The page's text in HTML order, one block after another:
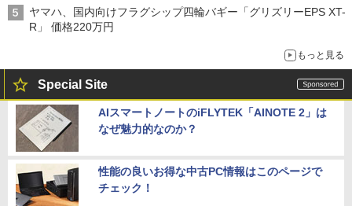
ヤマハ、国内向けフラグシップ四輪バギー「グリズリーEPS XT-
R」 価格220万円
もっと見る
Special Site
AIスマートノートのiFLYTEK「AINOTE 2」は
なぜ魅力的なのか？
性能の良いお得な中古PC情報はこのページで
チェック！